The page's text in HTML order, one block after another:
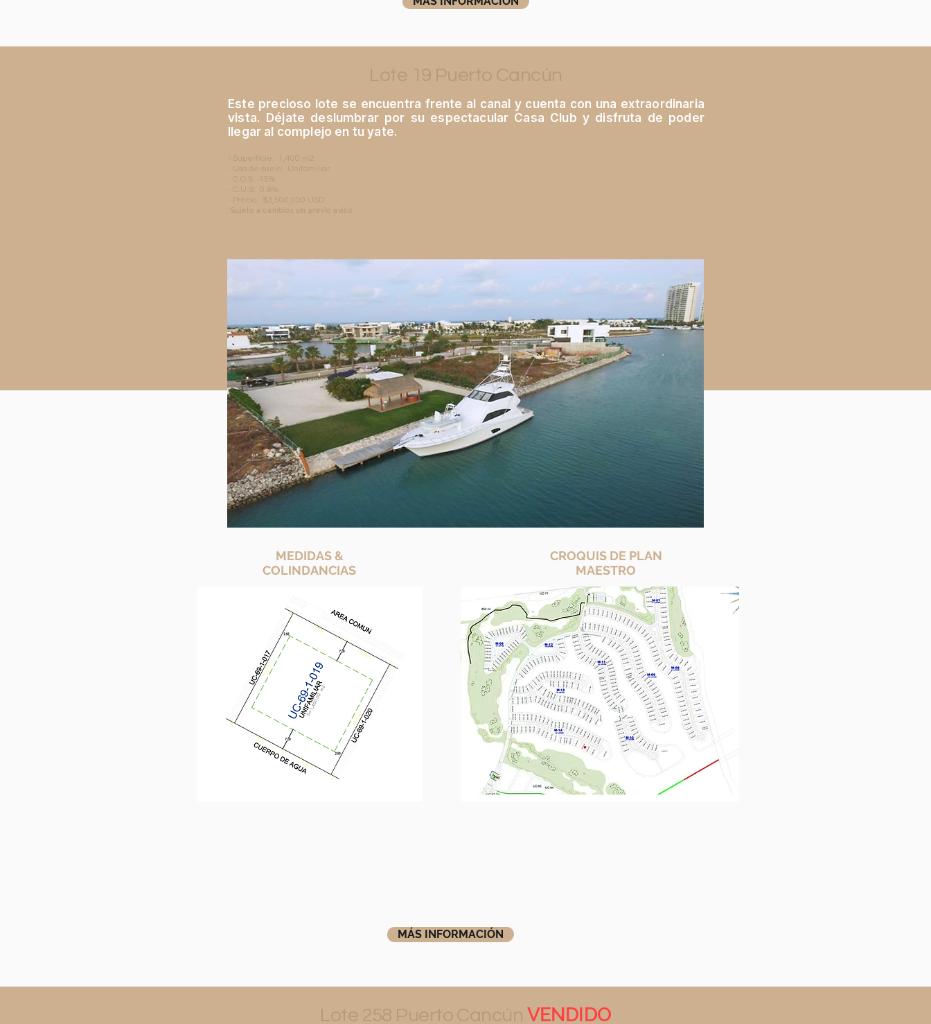
Lote 19 Puerto Cancún
Este precioso lote se encuentra frente al canal y cuenta con una extraordinaria
vista. Déjate deslumbrar por su espectacular Casa Club y disfruta de poder
llegar al complejo en tu yate.
- Superficie: 1,400 m2
- Uso de suelo: Unifamiliar
- C.O.S: 45%
- Precio: $3,500,000 USD
*Sujeto a cambios sin previo aviso
MEDIDAS &
COLINDANCIAS
CROQUIS DE PLAN
MAESTRO
MÁS INFORMACIÓN
Lote 258 Puerto Cancún VENDIDO